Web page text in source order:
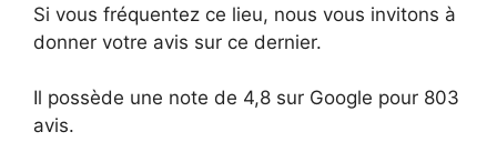
Si vous fréquentez ce lieu, nous vous invitons à
donner votre avis sur ce dernier.
Il possède une note de 4,8 sur Google pour 803
avis.